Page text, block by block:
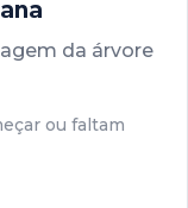
da árvore
ou faltam